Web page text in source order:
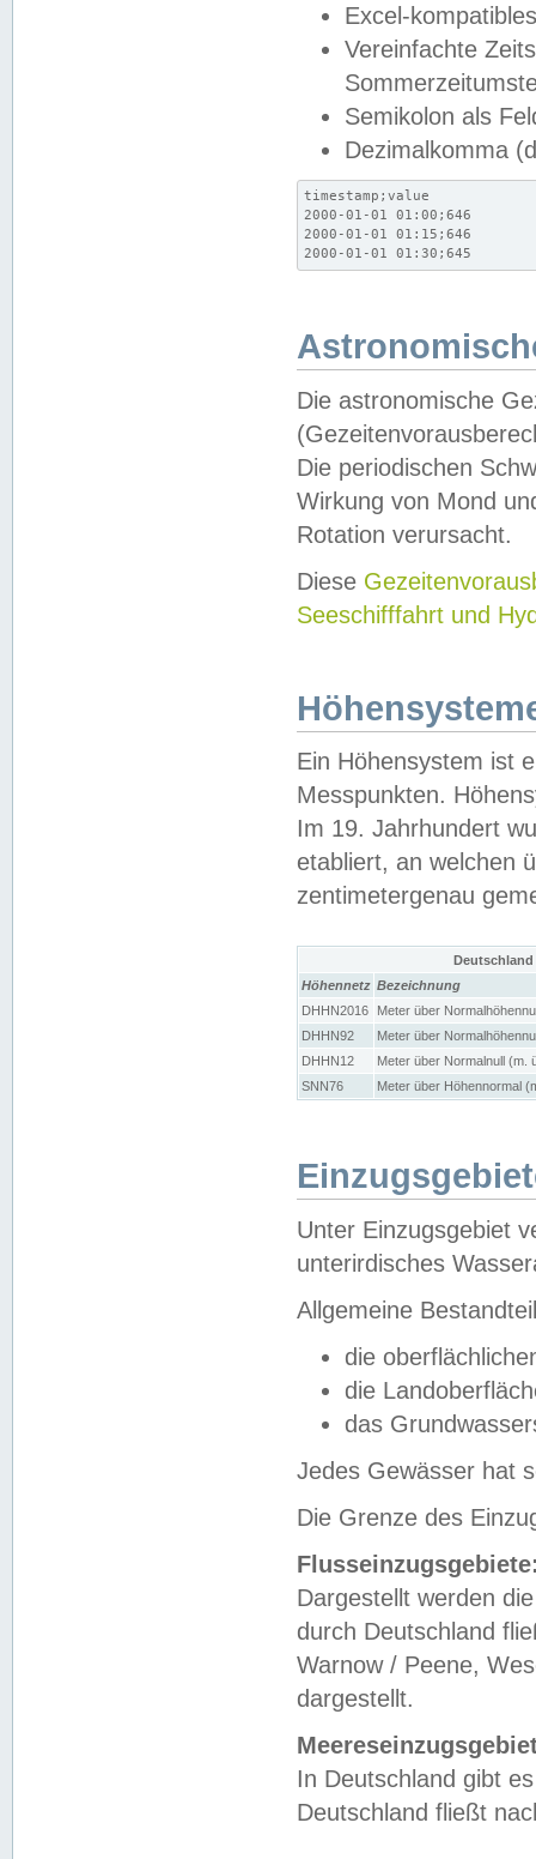
Excel-
Vereinfachte
Semikolon als
Dezimalkomma
timestamp;value
2000-01-01 01:00;646
2000-01-01 01:15;646
2000-01-01 01:30;645
Die astronomische
Die periodischen
Wirkung von Mond
Rotation verursacht.
Diese
Seeschifffahrt und
Ein Höhensystem ist
Messpunkten.
Im 19. Jahrhundert
etabliert, an welchen
zentimetergenau
Höhennetz Bezeichnung
DHHN2016
Meter über
DHHN92
Meter über
DHHN12
Meter über Normalnull (m.
SNN76
Meter über Höhennormal
Unter Einzugsgebiet
unterirdisches
Allgemeine
die
die
das
Jedes Gewässer hat
Die Grenze des
Dargestellt werden
durch Deutschland
Warnow / Peene,
dargestellt.
In Deutschland gibt
Deutschland fließt